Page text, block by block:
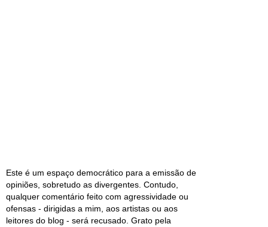
Este é um espaço democrático para a emissão de
opiniões, sobretudo as divergentes. Contudo,
qualquer comentário feito com agressividade ou
ofensas - dirigidas a mim, aos artistas ou aos
leitores do blog - será recusado. Grato pela